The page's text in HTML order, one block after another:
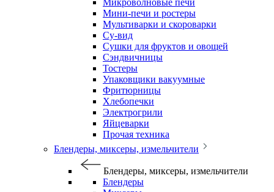
Микроволновые печи
Мини-печи и ростеры
Мультиварки и скороварки
Су-вид
Сушки для фруктов и овощей
Сэндвичницы
Тостеры
Упаковщики вакуумные
Фритюрницы
Хлебопечки
Электрогрили
Яйцеварки
Прочая техника
Блендеры, миксеры, измельчители
Блендеры, миксеры, измельчители
Блендеры